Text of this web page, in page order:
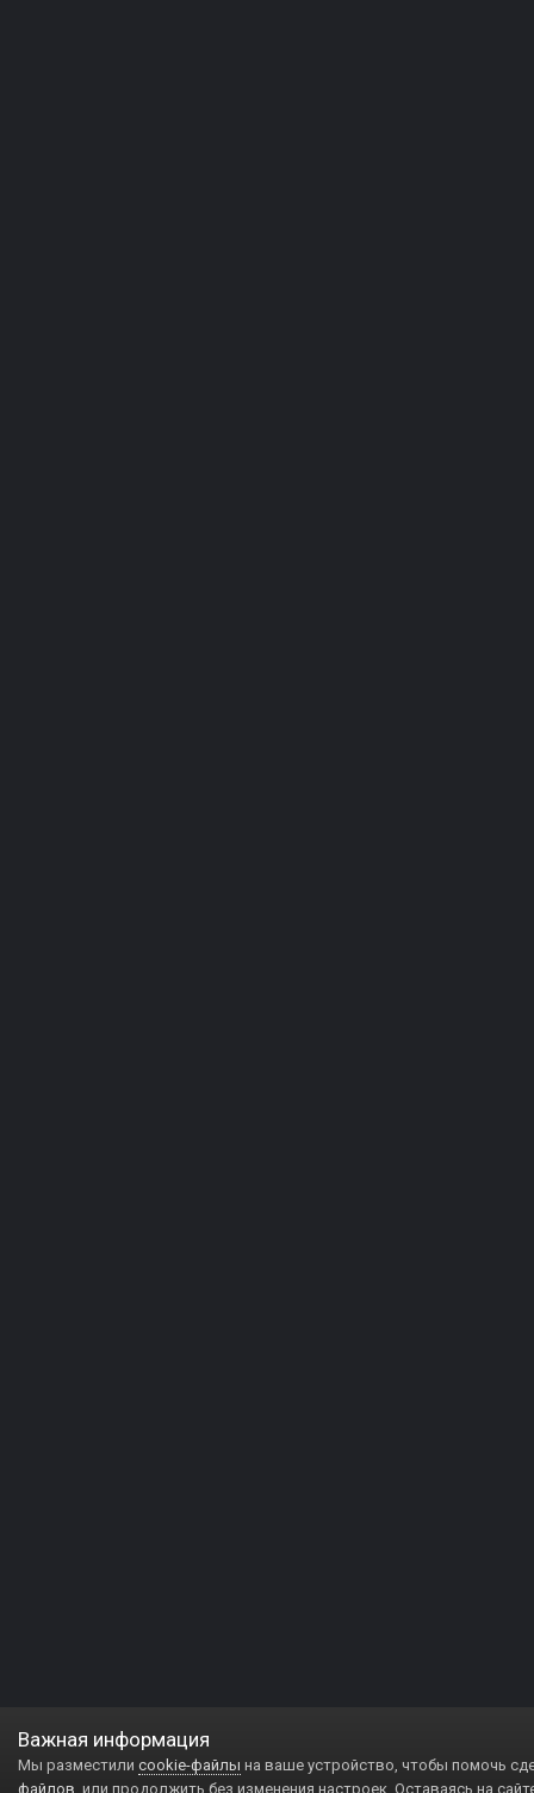
Важная информация
Мы разместили cookie-файлы на ваше устройство, чтобы помочь
файлов , или продолжить без изменения настроек. Оставаясь на